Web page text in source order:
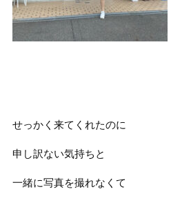
せっかく来てくれたのに
申し訳ない気持ちと
一緒に写真を撮れなくて